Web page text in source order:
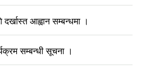
आह्वान सम्बन्धमा ।
सम्बन्धी सूचना ।